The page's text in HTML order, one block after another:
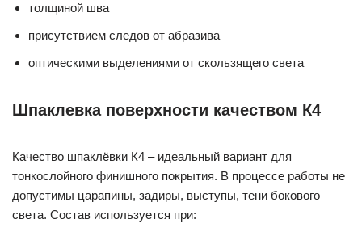
толщиной шва
присутствием следов от абразива
оптическими выделениями от скользящего света
Шпаклевка поверхности качеством К4
Качество шпаклёвки К4 – идеальный вариант для
тонкослойного финишного покрытия. В процессе работы не
допустимы царапины, задиры, выступы, тени бокового
света. Состав используется при: